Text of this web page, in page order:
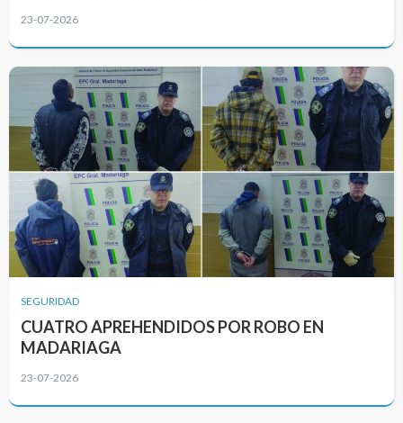
23-07-2026
SEGURIDAD
CUATRO APREHENDIDOS POR ROBO EN
MADARIAGA
23-07-2026